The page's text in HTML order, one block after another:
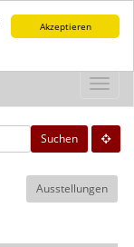
Akzeptieren
Suchen
Ausstellungen